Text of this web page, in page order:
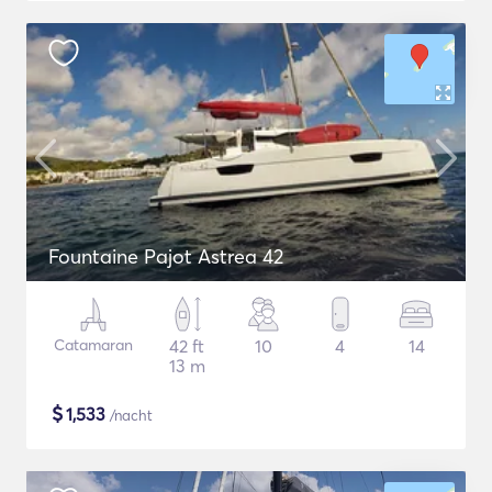
Fountaine Pajot Astrea 42
Catamaran
42 ft
13 m
10 4 14
$1,533 /nacht